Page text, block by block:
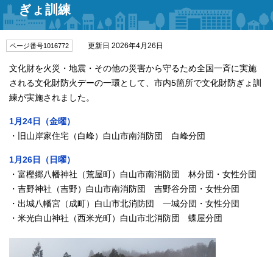
ぎょ訓練
ページ番号1016772 更新日 2026年4月26日
文化財を火災・地震・その他の災害から守るため全国一斉に実施
される文化財防火デーの一環として、市内5箇所で文化財防ぎょ訓
練が実施されました。
1月24日（金曜）
・旧山岸家住宅（白峰）白山市南消防団 白峰分団
1月26日（日曜）
・富樫郷八幡神社（荒屋町）白山市南消防団 林分団・女性分団
・吉野神社（吉野）白山市南消防団 吉野谷分団・女性分団
・出城八幡宮（成町）白山市北消防団 一城分団・女性分団
・米光白山神社（西米光町）白山市北消防団 蝶屋分団